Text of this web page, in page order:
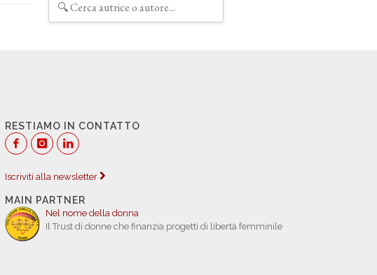
RESTIAMO IN CONTATTO
Iscriviti alla newsletter
MAIN PARTNER
Nel nome della donna
Il Trust di donne che finanzia progetti di libertà femminile